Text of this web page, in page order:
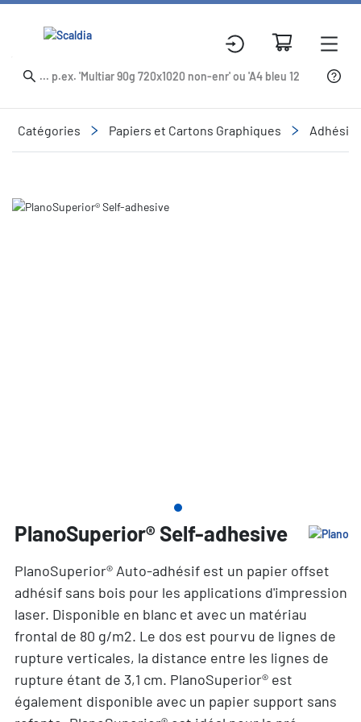
Catégories Papiers et Cartons Graphiques Adhésifs
Slide 1 of 1
PlanoSuperior® Self-adhesive
PlanoSuperior® Auto-adhésif est un papier offset
adhésif sans bois pour les applications d'impression
laser. Disponible en blanc et avec un matériau
frontal de 80 g/m2. Le dos est pourvu de lignes de
rupture verticales, la distance entre les lignes de
rupture étant de 3,1 cm. PlanoSuperior® est
également disponible avec un papier support sans